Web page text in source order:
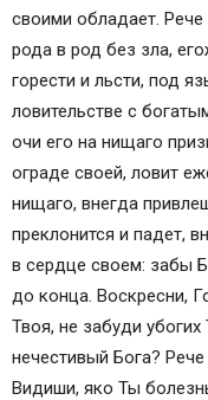
своими обладает.
рода в род без зла,
горести и льсти, под
ловительстве с
очи eго на нищаго
ограде своей, ловит
нищаго, внегда
преклонится и падет,
в сердце своем: забы
до конца. Воскресни,
Твоя, не забуди
нечестивый Бога?
Видиши, яко Ты